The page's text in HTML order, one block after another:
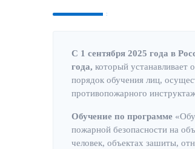
С 1 сентября 2025 года в
года, который устанавливает
порядок обучения лиц,
противопожарного
Обучение по программе
пожарной безопасности на
человек, объектах зашиты,